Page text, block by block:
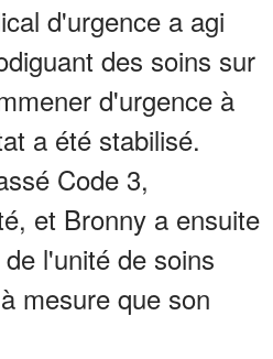
d'urgence a agi
des soins sur
d'urgence à
a été stabilisé.
Code 3,
et Bronny a ensuite
l'unité de soins
mesure que son